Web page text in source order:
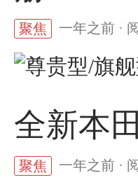
聚焦 一年之前 ·
全新本
聚焦 一年之前 ·